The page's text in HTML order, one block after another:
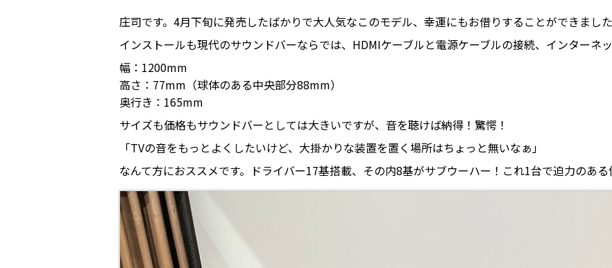
庄司です。4月下旬に発売したばかりで大人気なこのモデル、幸運にもお借りすることができました
インストールも現代のサウンドバーならでは、HDMIケーブルと電源ケーブルの接続、インターネ
幅：1200mm
高さ：77mm（球体のある中央部分88mm）
奥行き：165mm
サイズも価格もサウンドバーとしては大きいですが、音を聴けば納得！驚愕！
「TVの音をもっとよくしたいけど、大掛かりな装置を置く場所はちょっと無いなぁ」
なんて方におススメです。ドライバー17基搭載、その内8基がサブウーハー！これ1台で迫力のある